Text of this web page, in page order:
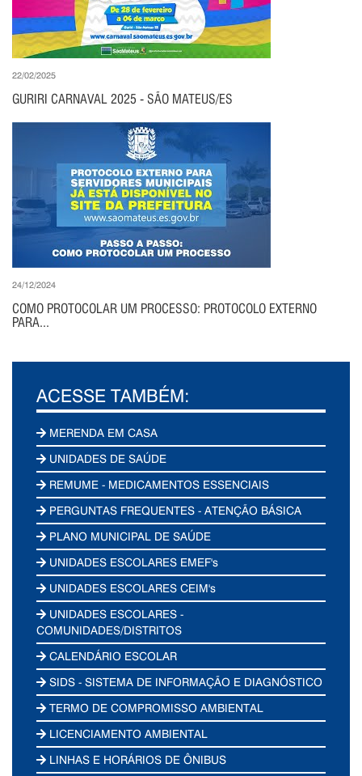
22/02/2025
GURIRI CARNAVAL 2025 - SÃO MATEUS/ES
24/12/2024
COMO PROTOCOLAR UM PROCESSO: PROTOCOLO EXTERNO
PARA...
ACESSE TAMBÉM:
MERENDA EM CASA
UNIDADES DE SAÚDE
REMUME - MEDICAMENTOS ESSENCIAIS
PERGUNTAS FREQUENTES - ATENÇÃO BÁSICA
PLANO MUNICIPAL DE SAÚDE
UNIDADES ESCOLARES EMEF's
UNIDADES ESCOLARES CEIM's
UNIDADES ESCOLARES -
COMUNIDADES/DISTRITOS
CALENDÁRIO ESCOLAR
SIDS - SISTEMA DE INFORMAÇÃO E DIAGNÓSTICO
TERMO DE COMPROMISSO AMBIENTAL
LICENCIAMENTO AMBIENTAL
LINHAS E HORÁRIOS DE ÔNIBUS